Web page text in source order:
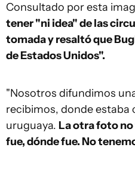
Consultado por esta
tener "ni idea" de las
tomada y resaltó que
de Estados Unidos".
"Nosotros difundimos
recibimos, donde estaba
uruguaya. La otra foto
fue, dónde fue. No